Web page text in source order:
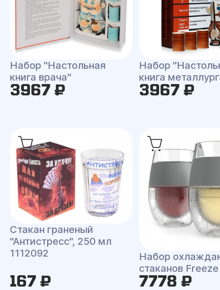
Набор "Настольная
книга врача"
3967 ₽
Набор
книга
3967 ₽
Стакан граненый
"Антистресс", 250 мл
1112092
167 ₽
Набор
стаканов Freeze
7778 ₽